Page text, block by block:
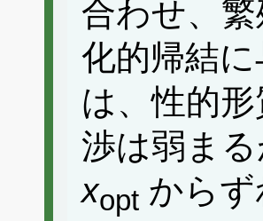
合わせ、
化的帰結
は、性的
渉は弱ま
xopt から